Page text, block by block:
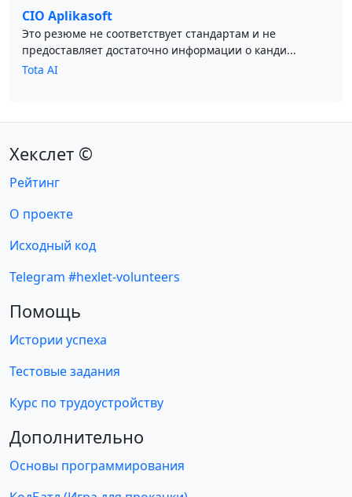
CIO Aplikasoft
Это резюме не соответствует стандартам и не
предоставляет достаточно информации о канди...
Tota AI
Хекслет ©
Рейтинг
О проекте
Исходный код
Telegram #hexlet-volunteers
Помощь
Истории успеха
Тестовые задания
Курс по трудоустройству
Дополнительно
Основы программирования